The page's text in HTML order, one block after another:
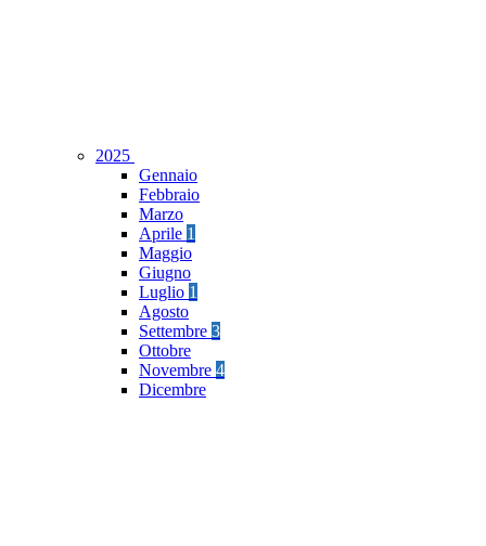
2025
Gennaio
Febbraio
Marzo
Aprile 1
Maggio
Giugno
Luglio 1
Agosto
Settembre 3
Ottobre
Novembre 4
Dicembre